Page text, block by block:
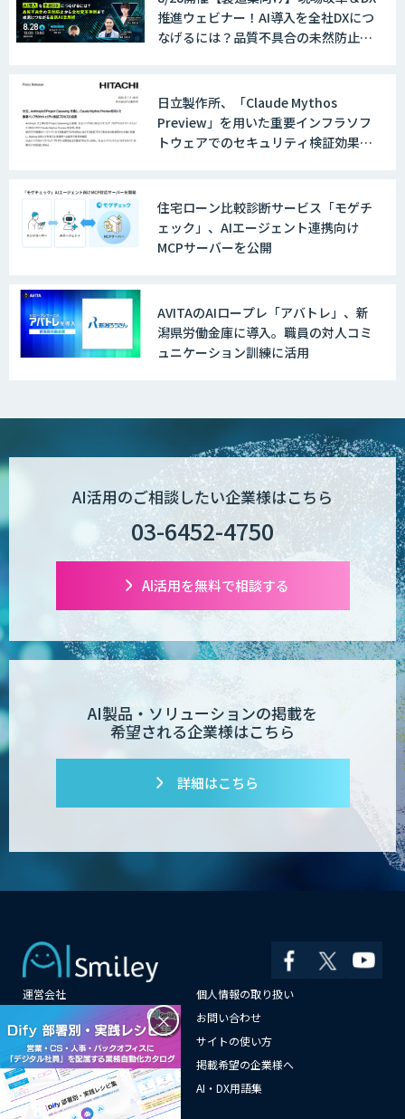
推進ウェビナー！AI導入を全社DXにつ
なげるには？品質不具合の未然防止か
日立製作所、「Claude Mythos
Preview」を用いた重要インフラソフ
トウェアでのセキュリティ検証効果を
住宅ローン比較診断サービス「モゲチ
ェック」、AIエージェント連携向け
MCPサーバーを公開
AVITAのAIロープレ「アバトレ」、新
潟県労働金庫に導入。職員の対人コミ
ュニケーション訓練に活用
AI活用のご相談したい企業様はこちら
03-6452-4750
AI活用を無料で相談する
AI製品・ソリューションの掲載を
希望される企業様はこちら
詳細はこちら
運営会社
個人情報の取り扱い
お問い合わせ
メールマガジン登録
サイトの使い方
情報提供はこちらから
掲載希望の企業様へ
AI企業一覧
AI・DX用語集
サイトマップ
×